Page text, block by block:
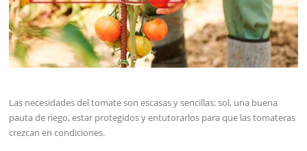
Las necesidades del tomate son escasas y sencillas: sol, una buena
pauta de riego, estar protegidos y entutorarlos para que las tomateras
crezcan en condiciones.